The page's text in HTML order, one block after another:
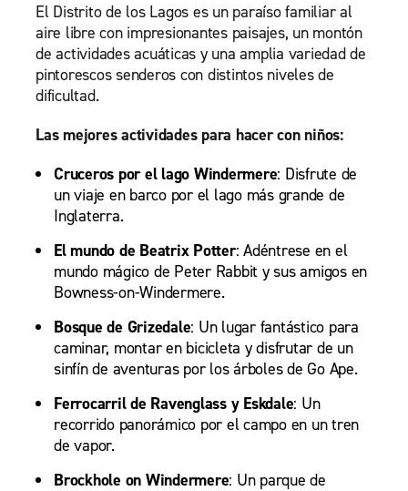
El Distrito de los Lagos es un paraíso familiar al
aire libre con impresionantes paisajes, un montón
de actividades acuáticas y una amplia variedad de
pintorescos senderos con distintos niveles de
dificultad.
Las mejores actividades para hacer con niños:
Cruceros por el lago Windermere: Disfrute de
un viaje en barco por el lago más grande de
Inglaterra.
El mundo de Beatrix Potter: Adéntrese en el
mundo mágico de Peter Rabbit y sus amigos en
Bowness-on-Windermere.
Bosque de Grizedale: Un lugar fantástico para
caminar, montar en bicicleta y disfrutar de un
sinfín de aventuras por los árboles de Go Ape.
Ferrocarril de Ravenglass y Eskdale: Un
recorrido panorámico por el campo en un tren
de vapor.
Brockhole on Windermere: Un parque de